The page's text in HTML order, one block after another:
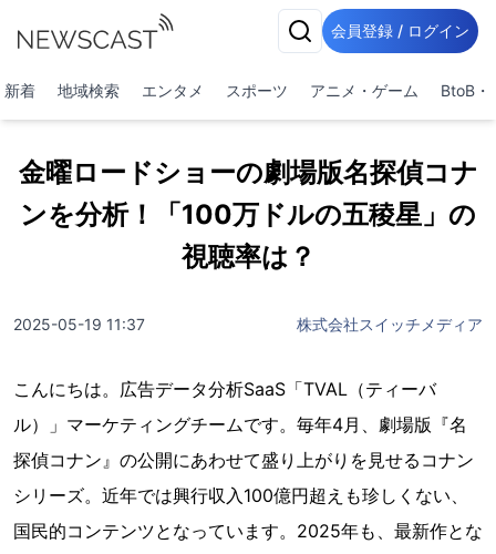
会員登録 / ログイン
新着 地域検索 エンタメ スポーツ アニメ・ゲーム BtoB・
金曜ロードショーの劇場版名探偵コナ
ンを分析！「100万ドルの五稜星」の
視聴率は？
2025-05-19 11:37 株式会社スイッチメディア
こんにちは。広告データ分析SaaS「TVAL（ティーバ
ル）」マーケティングチームです。毎年4月、劇場版『名
探偵コナン』の公開にあわせて盛り上がりを見せるコナン
シリーズ。近年では興行収入100億円超えも珍しくない、
国民的コンテンツとなっています。2025年も、最新作とな